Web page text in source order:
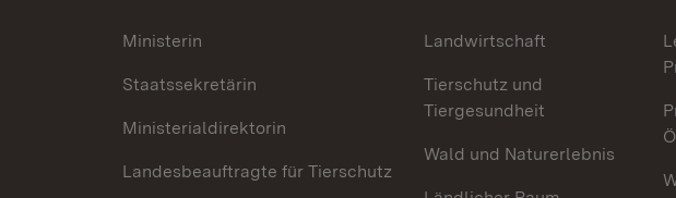
Ministerin
Staatssekretärin
Ministerialdirektorin
Landesbeauftragte für Tierschutz
Landwirtschaft
Tierschutz und
Tiergesundheit
Wald und Naturerlebnis